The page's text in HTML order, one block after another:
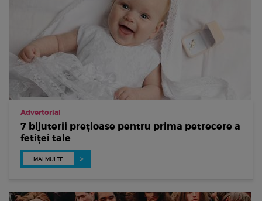
Advertorial
7 bijuterii prețioase pentru prima petrecere a
fetiței tale
MAI MULTE